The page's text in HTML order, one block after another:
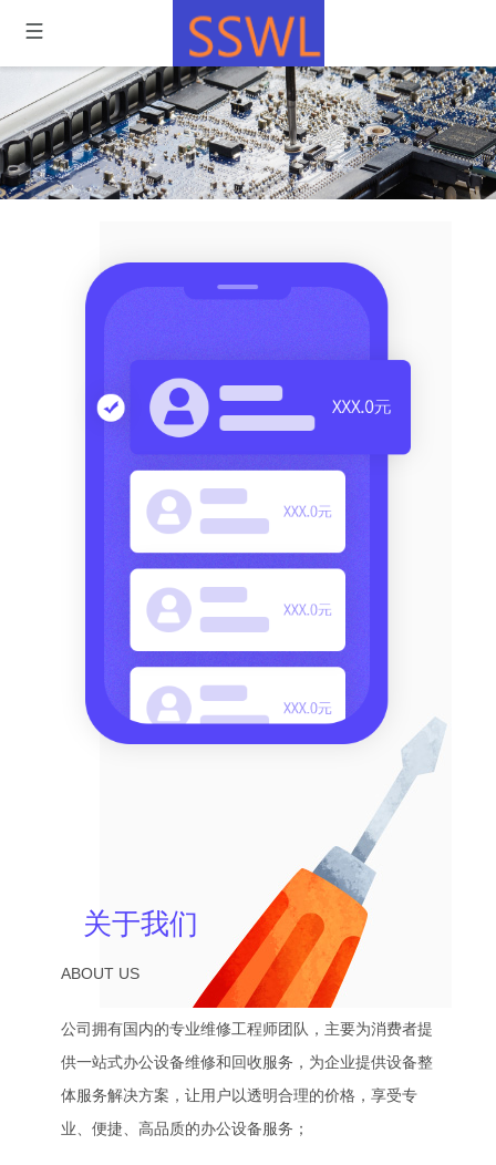
关于我们
ABOUT US
公司拥有国内的专业维修工程师团队，主要为消费者提
供一站式办公设备维修和回收服务，为企业提供设备整
体服务解决方案，让用户以透明合理的价格，享受专
业、便捷、高品质的办公设备服务；